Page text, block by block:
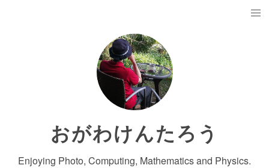
おがわけんたろう
Enjoying Photo, Computing, Mathematics and Physics.